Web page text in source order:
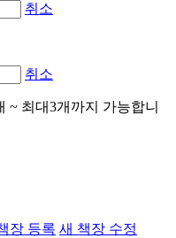
취소
취소
~ 최대3개까지 가능합니
장 등록 새 책장 수정